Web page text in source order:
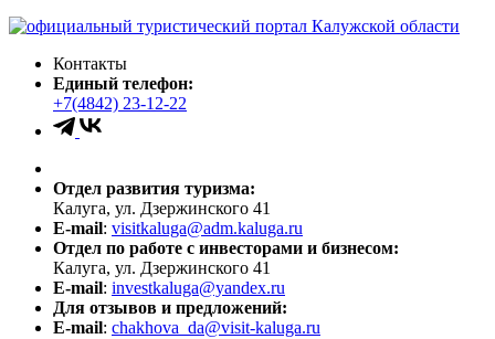
Контакты
Единый телефон:
+7(4842) 23-12-22
Отдел развития туризма:
Калуга, ул. Дзержинского 41
E-mail: visitkaluga@adm.kaluga.ru
Отдел по работе с инвесторами и бизнесом:
Калуга, ул. Дзержинского 41
E-mail: investkaluga@yandex.ru
Для отзывов и предложений:
E-mail: chakhova_da@visit-kaluga.ru